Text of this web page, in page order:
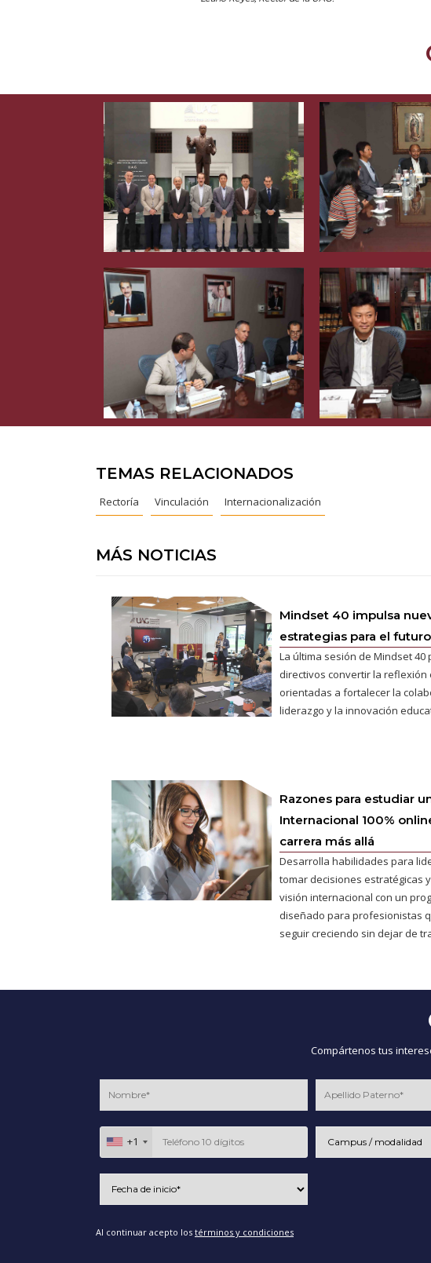
TEMAS RELACIONADOS
Rectoría Vinculación Internacionalización
MÁS NOTICIAS
Mindset 40 impulsa
estrategias para el
La última sesión de Mindset 40
directivos convertir la reflexión
orientadas a fortalecer la
liderazgo y la innovación
Razones para estudiar
Internacional 100%
carrera más allá
Desarrolla habilidades para
tomar decisiones estratégicas
visión internacional con un
diseñado para profesionistas
seguir creciendo sin dejar de
Compártenos tus
+1
Al continuar acepto los términos y condiciones